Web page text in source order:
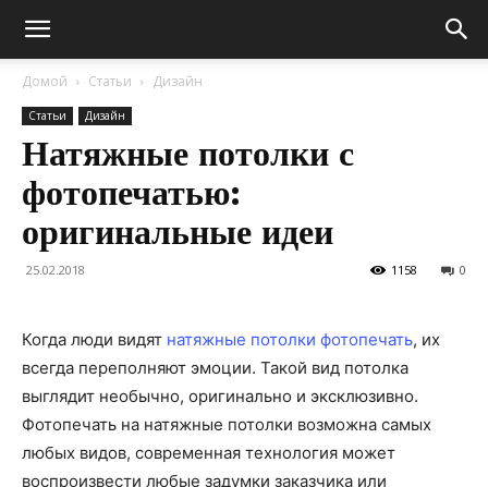
Домой Статьи Дизайн
Статьи Дизайн
Натяжные потолки с
фотопечатью:
оригинальные идеи
25.02.2018 0
1158
Когда люди видят натяжные потолки фотопечать, их
всегда переполняют эмоции. Такой вид потолка
выглядит необычно, оригинально и эксклюзивно.
Фотопечать на натяжные потолки возможна самых
любых видов, современная технология может
воспроизвести любые задумки заказчика или